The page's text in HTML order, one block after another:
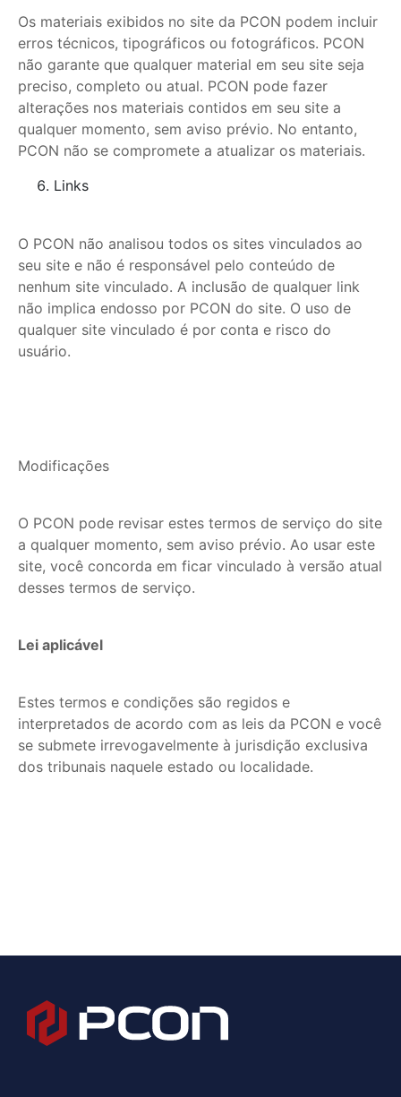
Os materiais exibidos no site da PCON podem incluir
erros técnicos, tipográficos ou fotográficos. PCON
não garante que qualquer material em seu site seja
preciso, completo ou atual. PCON pode fazer
alterações nos materiais contidos em seu site a
qualquer momento, sem aviso prévio. No entanto,
PCON não se compromete a atualizar os materiais.
Links
O PCON não analisou todos os sites vinculados ao
seu site e não é responsável pelo conteúdo de
nenhum site vinculado. A inclusão de qualquer link
não implica endosso por PCON do site. O uso de
qualquer site vinculado é por conta e risco do
usuário.
Modificações
O PCON pode revisar estes termos de serviço do site
a qualquer momento, sem aviso prévio. Ao usar este
site, você concorda em ficar vinculado à versão atual
desses termos de serviço.
Lei aplicável
Estes termos e condições são regidos e
interpretados de acordo com as leis da PCON e você
se submete irrevogavelmente à jurisdição exclusiva
dos tribunais naquele estado ou localidade.